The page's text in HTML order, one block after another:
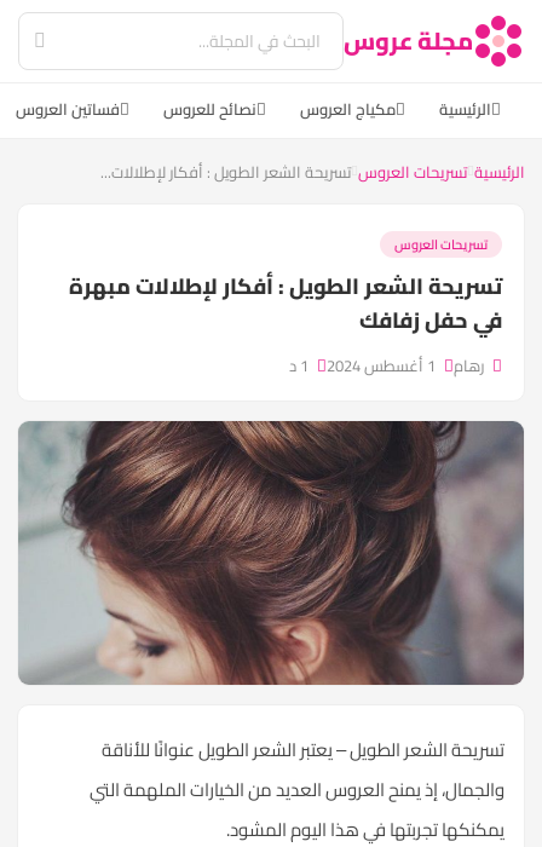
مجلة عروس
الرئيسية مكياج العروس نصائح للعروس فساتين العروس
الرئيسية تسريحات العروس تسريحة الشعر الطويل : أفكار لإطلالات...
تسريحات العروس
تسريحة الشعر الطويل : أفكار لإطلالات مبهرة
في حفل زفافك
رهام
تسريحة الشعر الطويل – يعتبر الشعر الطويل عنوانًا للأناقة
والجمال، إذ يمنح العروس العديد من الخيارات الملهمة التي
يمكنكها تجربتها في هذا اليوم المشود.